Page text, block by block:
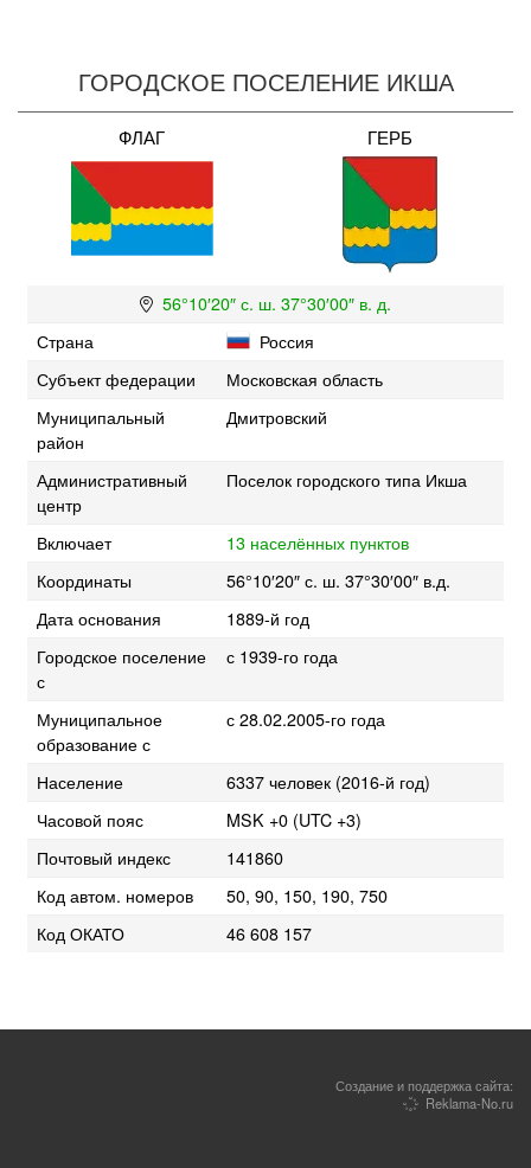
ГОРОДСКОЕ ПОСЕЛЕНИЕ ИКША
ФЛАГ ГЕРБ
56°10′20″ с. ш. 37°30′00″ в. д.
Страна
Россия
Субъект федерации
Московская область
Муниципальный
район
Дмитровский
Административный
центр
Поселок городского типа Икша
Включает
13 населённых пунктов
Координаты
56°10′20″ с. ш. 37°30′00″ в.д.
Дата основания
1889-й год
Городское поселение
с
с 1939-го года
Муниципальное
образование с
с 28.02.2005-го года
Население
6337 человек (2016-й год)
Часовой пояс
MSK +0 (UTC +3)
Почтовый индекс
141860
Код автом. номеров
50, 90, 150, 190, 750
Код ОКАТО
46 608 157
Создание и поддержка сайта:
Reklama-No.ru